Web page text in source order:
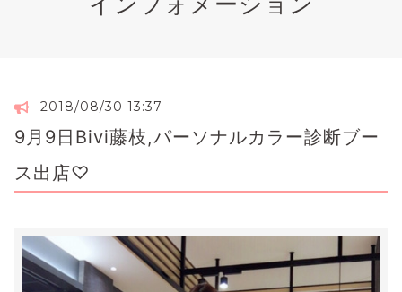
2018/08/30 13:37
9月9日Bivi藤枝,パーソナルカラー診断ブー
ス出店♡